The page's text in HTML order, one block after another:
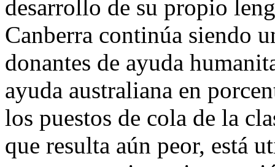
desarrollo de su propio
Canberra continúa siendo
donantes de ayuda
ayuda australiana en
los puestos de cola de la
que resulta aún peor, está